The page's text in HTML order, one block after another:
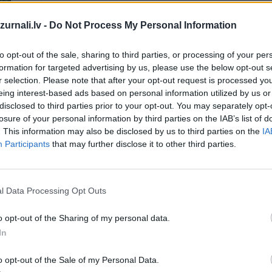
- Do Not Process My Personal Information
opt-out of the sale, sharing to third parties, or processing of your
for targeted advertising by us, please use the below opt-out
selection. Please note that after your opt-out request is processed
interest-based ads based on personal information utilized by us
to third parties prior to your opt-out. You may separately
of your personal information by third parties on the IAB’s list of
This information may also be disclosed by us to third parties on the
Participants that may further disclose it to other third parties.
Data Processing Opt Outs
opt-out of the Sharing of my personal data.
opt-out of the Sale of my Personal Data.
Drukāts izdevums
Abonēšanas perioda sākums:
2026. gada septembris
*Visas cenas portālā ManiZurnali.lv norādītas € ar PVN.
Žurnālu izdevumu skaits var atšķirties, kā to nosaka
`